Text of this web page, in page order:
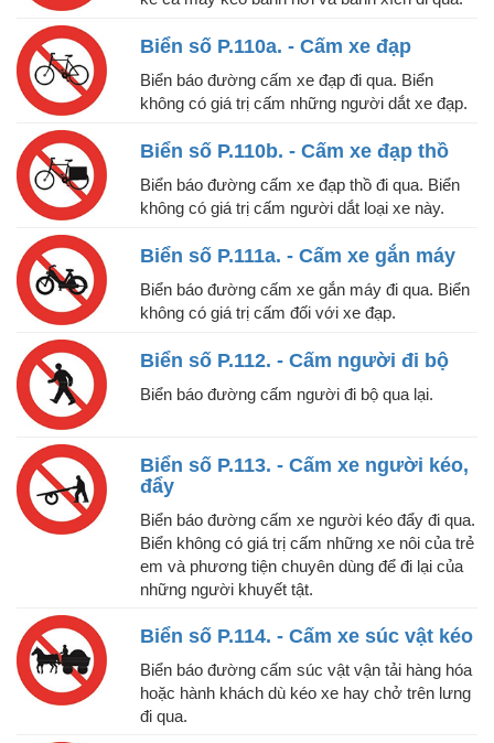
Biển số P.110a. - Cấm xe đạp
Biển báo đường cấm xe đạp đi qua. Biển
không có giá trị cấm những người dắt xe đạp.
Biển số P.110b. - Cấm xe đạp thồ
Biển báo đường cấm xe đạp thồ đi qua. Biển
không có giá trị cấm người dắt loại xe này.
Biển số P.111a. - Cấm xe gắn máy
Biển báo đường cấm xe gắn máy đi qua. Biển
không có giá trị cấm đối với xe đạp.
Biển số P.112. - Cấm người đi bộ
Biển báo đường cấm người đi bộ qua lại.
Biển số P.113. - Cấm xe người kéo,
đẩy
Biển báo đường cấm xe người kéo đẩy đi qua.
Biển không có giá trị cấm những xe nôi của trẻ
em và phương tiện chuyên dùng để đi lại của
những người khuyết tật.
Biển số P.114. - Cấm xe súc vật kéo
Biển báo đường cấm súc vật vận tải hàng hóa
hoặc hành khách dù kéo xe hay chở trên lưng
đi qua.